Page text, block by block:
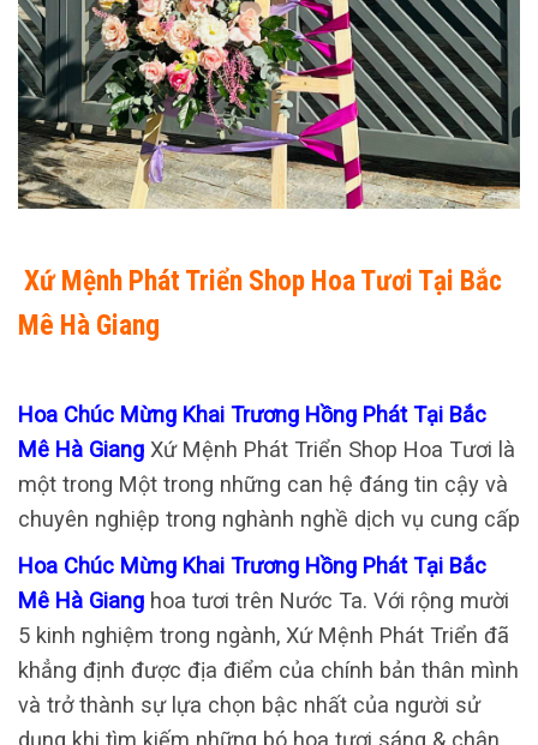
Xứ Mệnh Phát Triển Shop Hoa Tươi Tại Bắc
Mê Hà Giang
Hoa Chúc Mừng Khai Trương Hồng Phát Tại Bắc
Mê Hà Giang Xứ Mệnh Phát Triển Shop Hoa Tươi là
một trong Một trong những can hệ đáng tin cậy và
chuyên nghiệp trong nghành nghề dịch vụ cung cấp
Hoa Chúc Mừng Khai Trương Hồng Phát Tại Bắc
Mê Hà Giang hoa tươi trên Nước Ta. Với rộng mười
5 kinh nghiệm trong ngành, Xứ Mệnh Phát Triển đã
khẳng định được địa điểm của chính bản thân mình
và trở thành sự lựa chọn bậc nhất của người sử
dụng khi tìm kiếm những bó hoa tươi sáng & chân